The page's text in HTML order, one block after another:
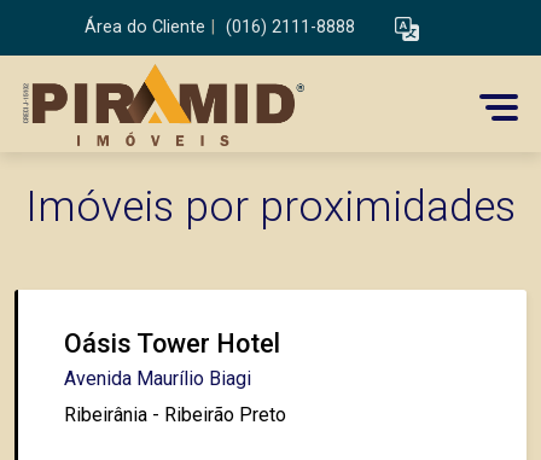
Área do Cliente (016) 2111-8888
Imóveis por proximidades
Oásis Tower Hotel
Avenida Maurílio Biagi
Ribeirânia - Ribeirão Preto